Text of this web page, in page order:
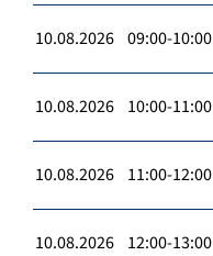
10.08.2026 09:00-10:00
10.08.2026 10:00-11:00
10.08.2026 11:00-12:00
10.08.2026 12:00-13:00